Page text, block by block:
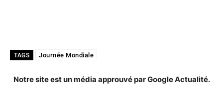
TAGS Journée Mondiale
Notre site est un média approuvé par Google Actualité.